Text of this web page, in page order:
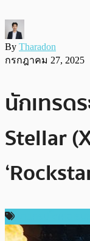
By Tharadon
กรกฎาคม 27, 2025
นักเทรด
Stellar